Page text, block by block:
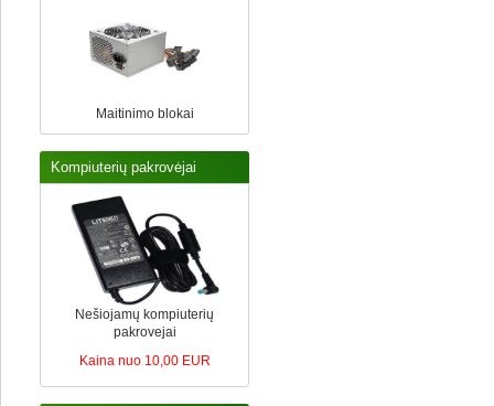
Maitinimo blokai
Kompiuterių pakrovėjai
Nešiojamų kompiuterių
pakrovejai
Kaina nuo 10,00 EUR